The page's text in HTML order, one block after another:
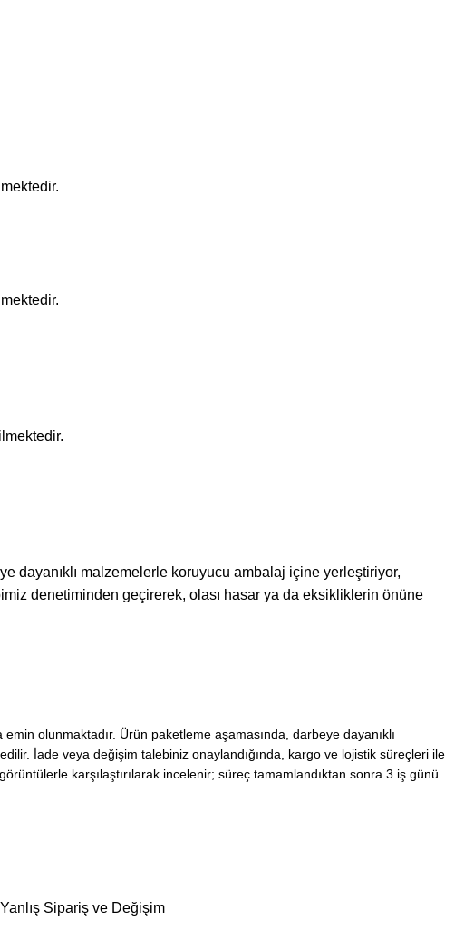
dayanıklı malzemelerle koruyucu ambalaj içine yerleştiriyor,
denetiminden geçirerek, olası hasar ya da eksikliklerin önüne
emin olunmaktadır. Ürün paketleme aşamasında, darbeye dayanıklı
İade veya değişim talebiniz onaylandığında, kargo ve lojistik süreçleri ile
karşılaştırılarak incelenir; süreç tamamlandıktan sonra 3 iş günü
Sipariş ve Değişim